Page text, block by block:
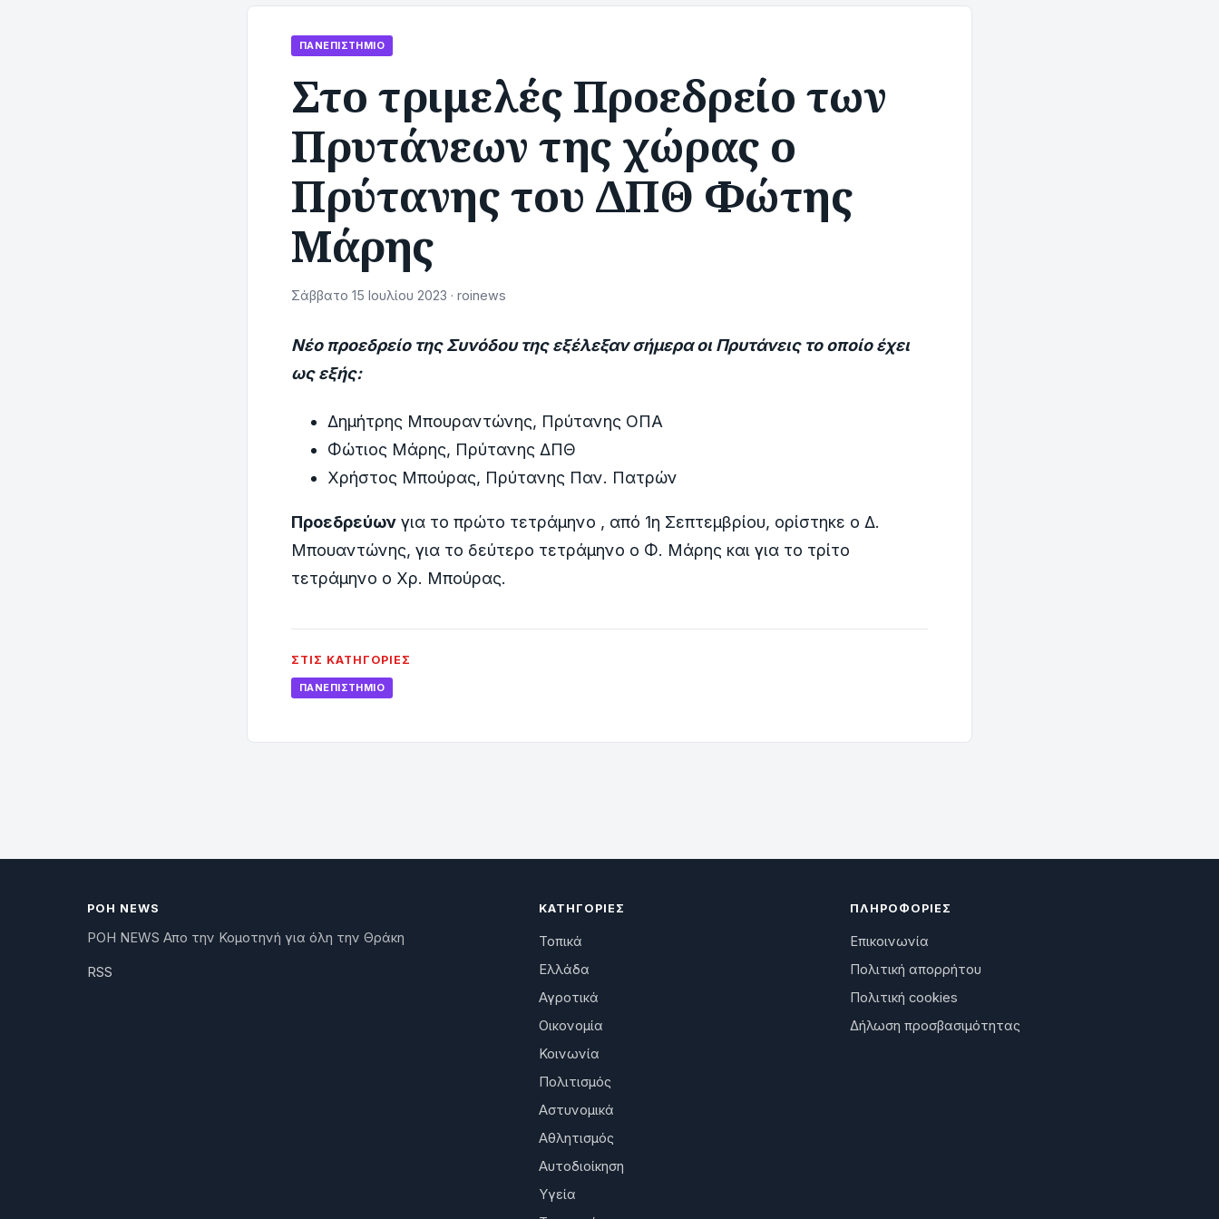
ΠΑΝΕΠΙΣΤΉΜΙΟ
Στο τριμελές Προεδρείο των
Πρυτάνεων της χώρας ο
Πρύτανης του ΔΠΘ Φώτης
Μάρης
Σάββατο 15 Ιουλίου 2023 · roinews
Νέο προεδρείο της Συνόδου της εξέλεξαν σήμερα οι Πρυτάνεις το οποίο έχει
ως εξής:
Δημήτρης Μπουραντώνης, Πρύτανης ΟΠΑ
Φώτιος Μάρης, Πρύτανης ΔΠΘ
Χρήστος Μπούρας, Πρύτανης Παν. Πατρών
Προεδρεύων για το πρώτο τετράμηνο , από 1η Σεπτεμβρίου, ορίστηκε ο Δ.
Μπουαντώνης, για το δεύτερο τετράμηνο ο Φ. Μάρης και για το τρίτο
τετράμηνο ο Χρ. Μπούρας.
ΣΤΙΣ ΚΑΤΗΓΟΡΊΕΣ
ΠΑΝΕΠΙΣΤΉΜΙΟ
ΡΟΗ NEWS
ΡΟΗ NEWS Απο την Κομοτηνή για όλη την Θράκη
RSS
ΚΑΤΗΓΟΡΊΕΣ
Τοπικά
Ελλάδα
Αγροτικά
Οικονομία
Κοινωνία
Πολιτισμός
Αστυνομικά
Αθλητισμός
Αυτοδιοίκηση
Υγεία
ΠΛΗΡΟΦΟΡΊΕΣ
Επικοινωνία
Πολιτική απορρήτου
Πολιτική cookies
Δήλωση προσβασιμότητας